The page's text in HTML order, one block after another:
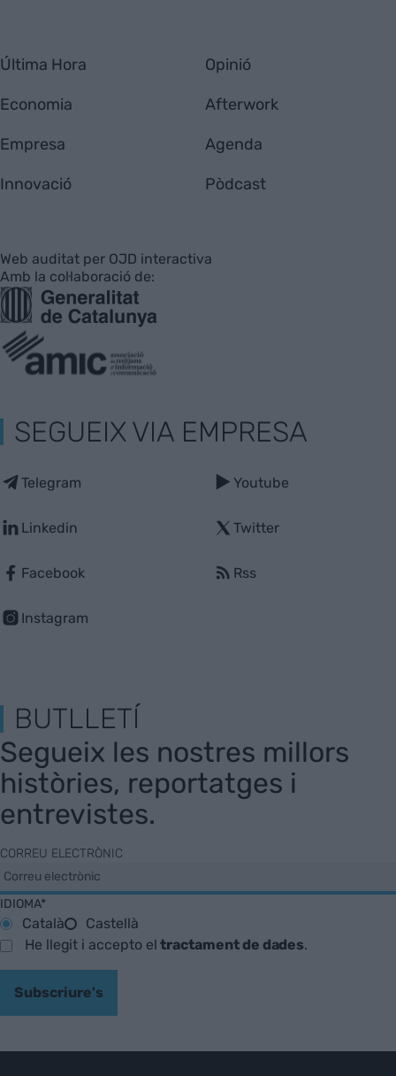
Última Hora
Economia
Empresa
Innovació
Opinió
Afterwork
Agenda
Pòdcast
Web auditat per OJD interactiva
Amb la col·laboració de:
SEGUEIX VIA EMPRESA
Telegram
Linkedin
Facebook
Instagram
Youtube
Twitter
Rss
BUTLLETÍ
Segueix les nostres millors
històries, reportatges i
entrevistes.
CORREU ELECTRÒNIC
IDIOMA*
Català
Castellà
He llegit i accepto eltractament de dades.
Subscriure's